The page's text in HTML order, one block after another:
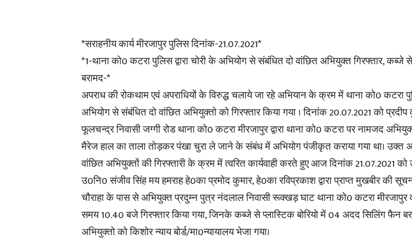
*सराहनीय कार्य मीरजापुर पुलिस दिनांक-21.07.2021*
*1-थाना को0 कटरा पुलिस द्वारा चोरी के अभियोग से संबंधित दो वांछित अभियुक्त गिरफ्तार, कब्जे
बरामद-*
अपराध की रोकथाम एवं अपराधियों के विरुद्ध चलाये जा रहे अभियान के क्रम में थाना को0 कटरा
अभियोग से संबंधित दो वांछित अभियुक्तो को गिरफ्तार किया गया । दिनांक 20.07.2021 को
फूलचन्द्र निवासी जग्गी रोड थाना को0 कटरा मीरजापुर द्वारा थाना को0 कटरा पर नामजद
मैरेज हाल का ताला तोड़कर पंखा चुरा ले जाने के संबंध में अभियोग पंजीकृत कराया गया था। उक्त
वांछित अभियुक्तों की गिरफ्तारी के क्रम में त्वरित कार्यवाही करते हुए आज दिनांक 21.07.2021
उ0नि0 संजीव सिंह मय हमराह हे0का प्रमोद कुमार, हे0का रविप्रकाश द्वारा प्राप्त मुखबीर की
चौराहा के पास से अभियुक्त प्रदुम्न पुत्र नंदलाल निवासी रूक्खड़ घाट थाना को0 कटरा मीरजापुर
समय 10.40 बजे गिरफ्तार किया गया, जिनके कब्जे से प्लास्टिक बोरियो में 04 अदद सिलिंग फैन
अभियुक्तो को किशोर न्याय बोर्ड/मा0न्यायालय भेजा गया।